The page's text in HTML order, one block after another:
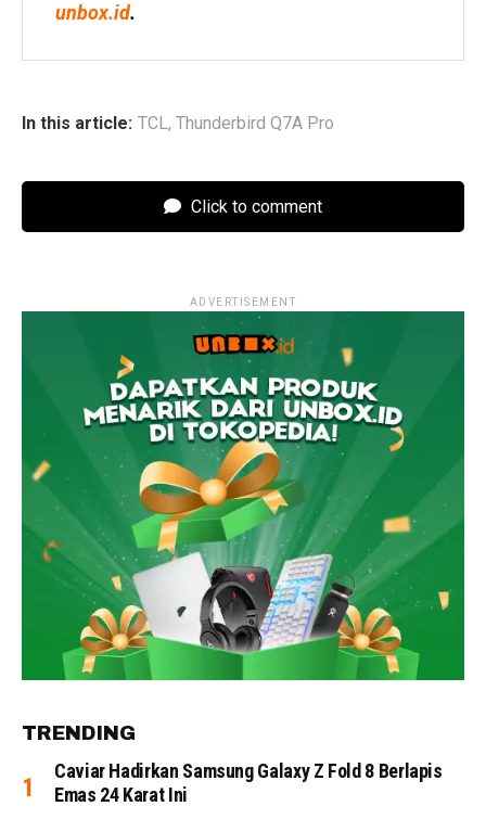
unbox.id.
In this article: TCL, Thunderbird Q7A Pro
Click to comment
ADVERTISEMENT
TRENDING
Caviar Hadirkan Samsung Galaxy Z Fold 8 Berlapis
Emas 24 Karat Ini